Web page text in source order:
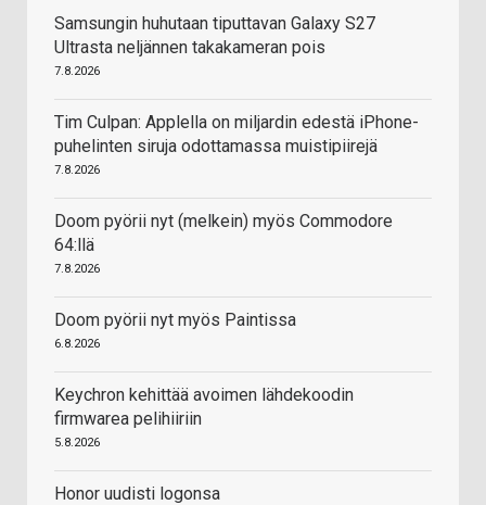
Samsungin huhutaan tiputtavan Galaxy S27
Ultrasta neljännen takakameran pois
7.8.2026
Tim Culpan: Applella on miljardin edestä iPhone-
puhelinten siruja odottamassa muistipiirejä
7.8.2026
Doom pyörii nyt (melkein) myös Commodore
64:llä
7.8.2026
Doom pyörii nyt myös Paintissa
6.8.2026
Keychron kehittää avoimen lähdekoodin
firmwarea pelihiiriin
5.8.2026
Honor uudisti logonsa